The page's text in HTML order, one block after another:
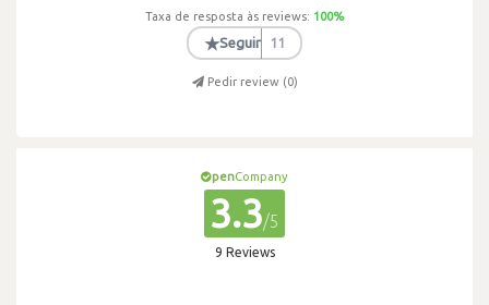
Taxa de resposta às reviews: 100%
★Seguir 11
Pedir review (0)
penCompany
3.3/5
9 Reviews